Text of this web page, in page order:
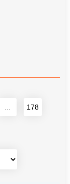
178